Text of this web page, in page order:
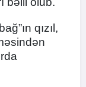
qızıl,